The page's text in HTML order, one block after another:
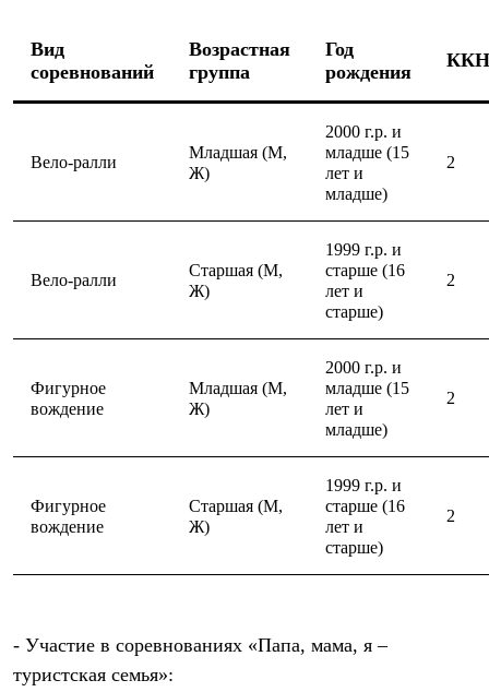
Вид
соревнований
Возрастная
группа
Год
рождения
ККН
Вело-ралли
Младшая (М,
Ж)
2000 г.р. и
младше (15
лет и
младше)
2
Вело-ралли
Старшая (М,
Ж)
1999 г.р. и
старше (16
лет и
старше)
2
Фигурное
вождение
Младшая (М,
Ж)
2000 г.р. и
младше (15
лет и
младше)
2
Фигурное
вождение
Старшая (М,
Ж)
1999 г.р. и
старше (16
лет и
старше)
2
- Участие в соревнованиях «Папа, мама, я –
туристская семья»: